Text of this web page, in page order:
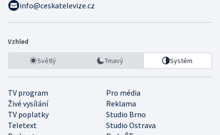
info@ceskatelevize.cz
Vzhled
Světlý Tmavý Systém
TV program
Pro média
Živé vysílání
Reklama
TV poplatky
Studio Brno
Teletext
Studio Ostrava